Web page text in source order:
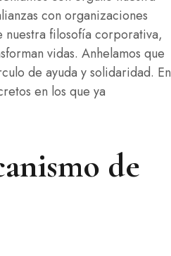
con organizaciones
nuestra filosofía corporativa,
vidas. Anhelamos que
de ayuda y solidaridad. En
en los que ya
de